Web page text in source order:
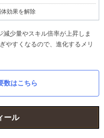
効果を解除
少量やスキル倍率が上昇しま
やすくなるので、進化するメリ
数はこちら
ール